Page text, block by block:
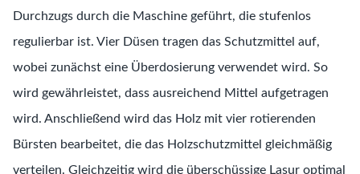
Durchzugs durch die Maschine geführt, die stufenlos
regulierbar ist. Vier Düsen tragen das Schutzmittel auf,
wobei zunächst eine Überdosierung verwendet wird. So
wird gewährleistet, dass ausreichend Mittel aufgetragen
wird. Anschließend wird das Holz mit vier rotierenden
Bürsten bearbeitet, die das Holzschutzmittel gleichmäßig
verteilen. Gleichzeitig wird die überschüssige Lasur optimal